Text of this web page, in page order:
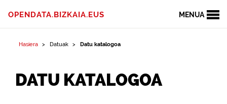
MENUA
OPENDATA.BIZKAIA.EUS
Hasiera Datuak Datu katalogoa
DATU KATALOGOA